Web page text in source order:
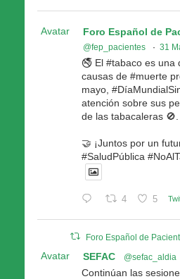
Avatar Foro Español de
@fep_pacientes · 31
🚭 El #tabaco es una
causas de #muerte
mayo,
atención sobre sus
de las tabacaleras 🚫.
🤝 ¡Juntos por un
#SaludPública
4 5
Foro Español de
Avatar SEFAC @sefac_aldia
Continúan las